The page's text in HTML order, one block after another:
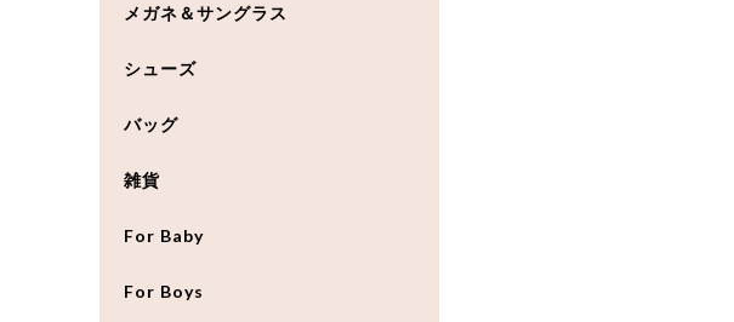
メガネ＆サングラス
シューズ
バッグ
雑貨
For Baby
For Boys